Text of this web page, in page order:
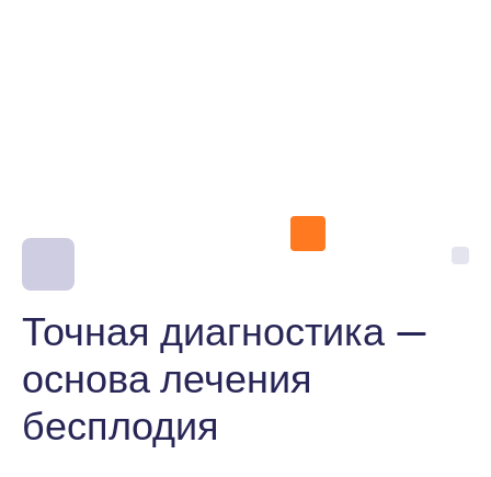
Точная диагностика —
основа лечения
бесплодия